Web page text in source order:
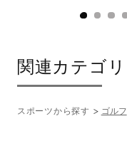
関連カテゴリ
スポーツから探す ゴルフ